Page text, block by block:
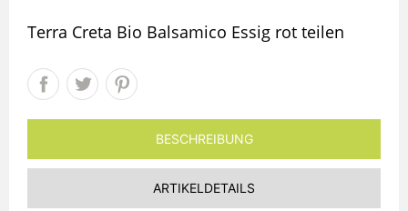
Terra Creta Bio Balsamico Essig rot teilen
BESCHREIBUNG
ARTIKELDETAILS